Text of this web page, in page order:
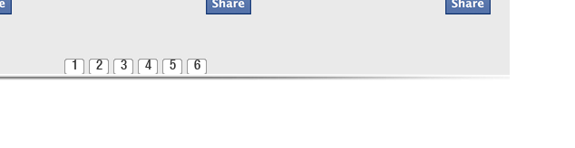
1 2 3 4 5 6